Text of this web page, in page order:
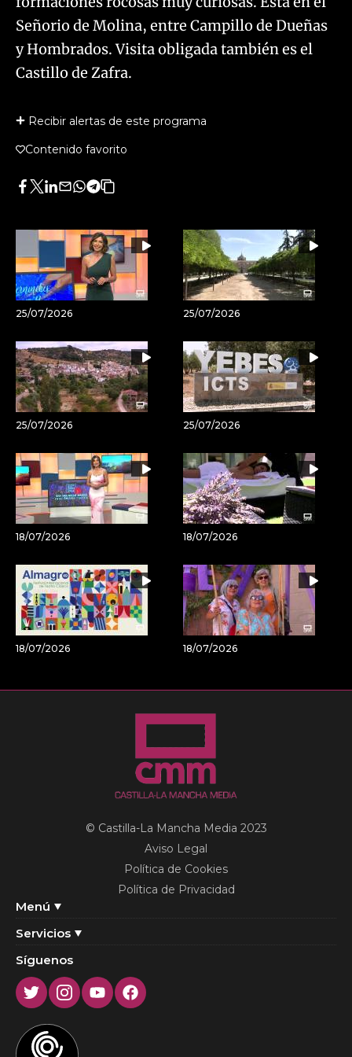
Señorio de Molina, entre Campillo de Dueñas
y Hombrados. Visita obligada también es el
Castillo de Zafra.
Recibir alertas de este programa
Contenido favorito
Facebook
Twitter
LinkedIn
Enviar
Whatsapp
Telegram
Copiar
artículo
25/07/2026 25/07/2026
25/07/2026 25/07/2026
18/07/2026 18/07/2026
18/07/2026 18/07/2026
Menú
Servicios
© Castilla-La Mancha Media 2023
Aviso Legal
Política de Cookies
Política de Privacidad
Síguenos
TwitterInstagram
YoutubeFacebook